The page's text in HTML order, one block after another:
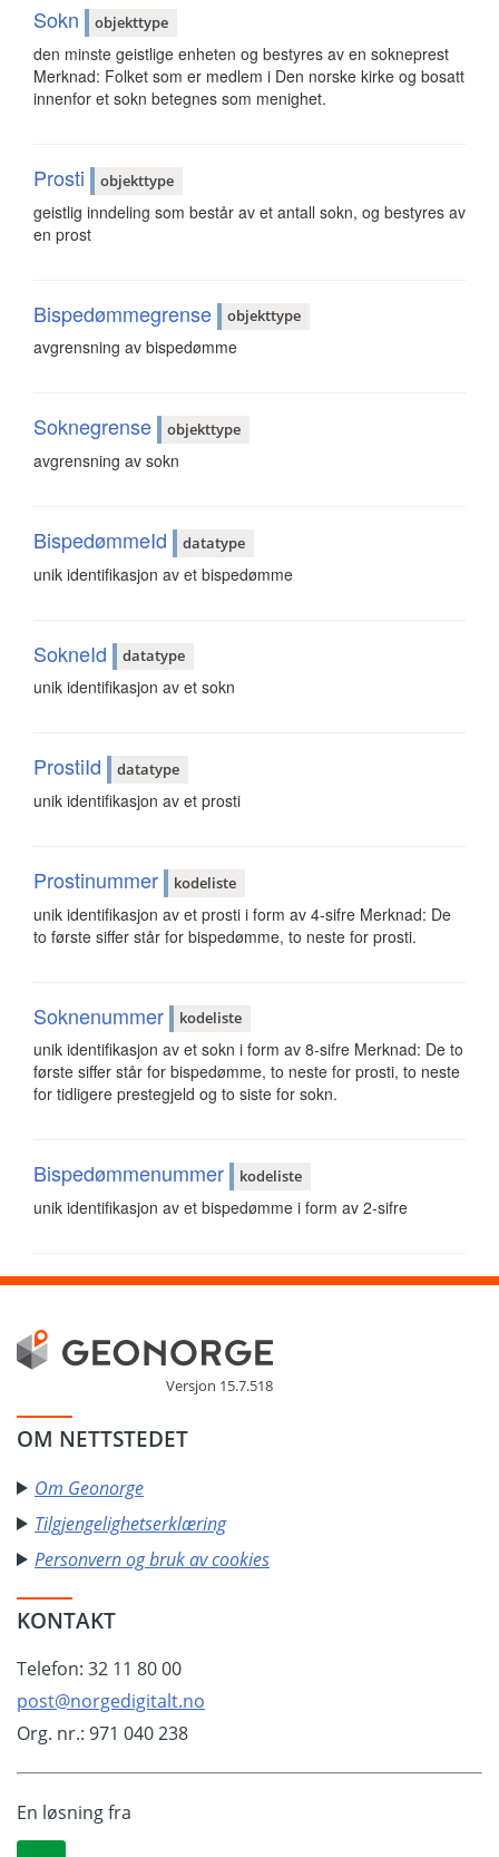
Sokn objekttype
den minste geistlige enheten og bestyres av en sokneprest
Merknad: Folket som er medlem i Den norske kirke og bosatt
innenfor et sokn betegnes som menighet.
Prosti objekttype
geistlig inndeling som består av et antall sokn, og bestyres av
en prost
Bispedømmegrense objekttype
avgrensning av bispedømme
Soknegrense objekttype
avgrensning av sokn
BispedømmeId datatype
unik identifikasjon av et bispedømme
SokneId datatype
unik identifikasjon av et sokn
ProstiId datatype
unik identifikasjon av et prosti
Prostinummer kodeliste
unik identifikasjon av et prosti i form av 4-sifre Merknad: De
to første siffer står for bispedømme, to neste for prosti.
Soknenummer kodeliste
unik identifikasjon av et sokn i form av 8-sifre Merknad: De to
første siffer står for bispedømme, to neste for prosti, to neste
for tidligere prestegjeld og to siste for sokn.
Bispedømmenummer kodeliste
unik identifikasjon av et bispedømme i form av 2-sifre